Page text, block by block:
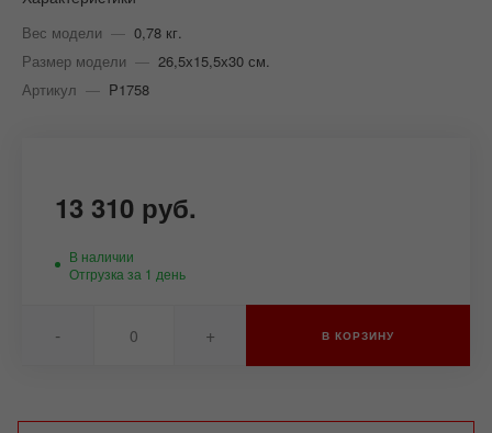
Вес модели — 0,78 кг.
Размер модели — 26,5х15,5х30 см.
Артикул — P1758
13 310 руб.
В наличии
Отгрузка за 1 день
- + В КОРЗИНУ